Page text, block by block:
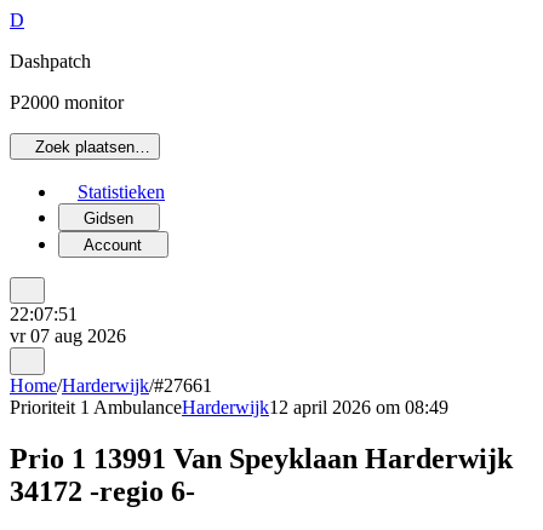
D
Dashpatch
P2000 monitor
Zoek plaatsen…
Statistieken
Gidsen
Account
22:07:51
vr 07 aug 2026
Home/Harderwijk/#27661
Prioriteit 1 AmbulanceHarderwijk12 april 2026 om 08:49
Prio 1 13991 Van Speyklaan Harderwijk
34172 -regio 6-